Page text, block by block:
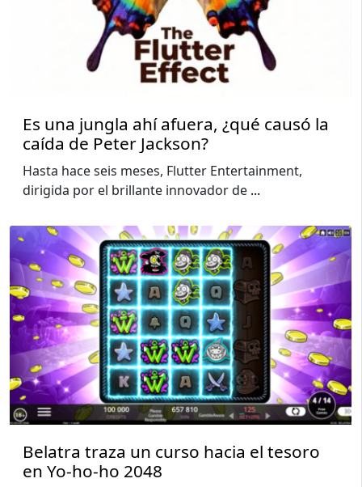
Es una jungla ahí afuera, ¿qué causó la
caída de Peter Jackson?
Hasta hace seis meses, Flutter Entertainment,
dirigida por el brillante innovador de ...
Belatra traza un curso hacia el tesoro
en Yo-ho-ho 2048